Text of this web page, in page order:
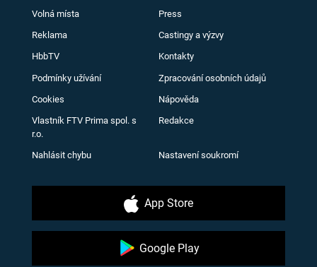
Volná místa Press
Reklama Castingy a výzvy
HbbTV Kontakty
Podmínky užívání Zpracování osobních údajů
Cookies Nápověda
Vlastník FTV Prima spol. s
r.o.
Redakce
Nahlásit chybu Nastavení soukromí
App Store
Google Play